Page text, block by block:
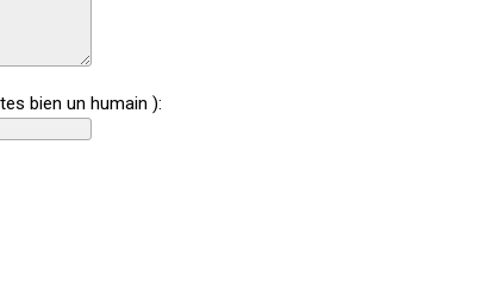
bien un humain ):